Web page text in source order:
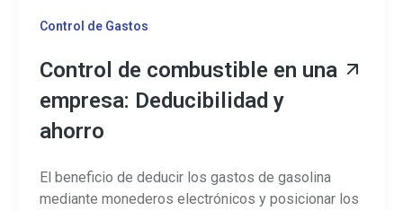
Control de Gastos
Control de combustible en una
empresa: Deducibilidad y
ahorro
El beneficio de deducir los gastos de gasolina
mediante monederos electrónicos y posicionar los